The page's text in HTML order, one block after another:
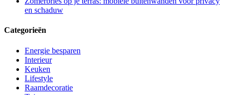
en schaduw
Categorieën
Energie besparen
Interieur
Keuken
Lifestyle
Raamdecoratie